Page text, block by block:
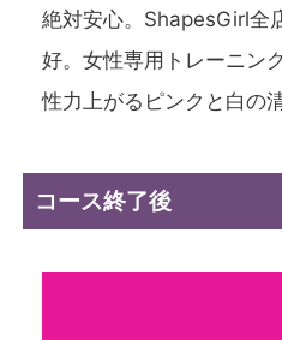
絶対安心。ShapesGirl全
好。女性専用トレーニン
性力上がるピンクと白の
コース終了後